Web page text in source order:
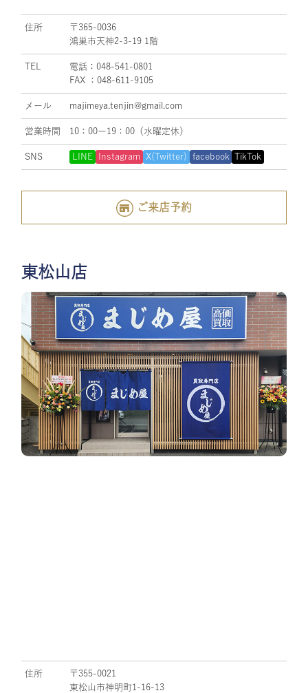
住所
〒365-0036
鴻巣市天神2-3-19 1階
TEL
電話：048-541-0801
FAX ：048-611-9105
メール majimeya.tenjin@gmail.com
営業時間 10：00ー19：00（水曜定休）
SNS LINE Instagram X(Twitter) facebook TikTok
ご来店予約
東松山店
住所
〒355-0021
東松山市神明町1-16-13